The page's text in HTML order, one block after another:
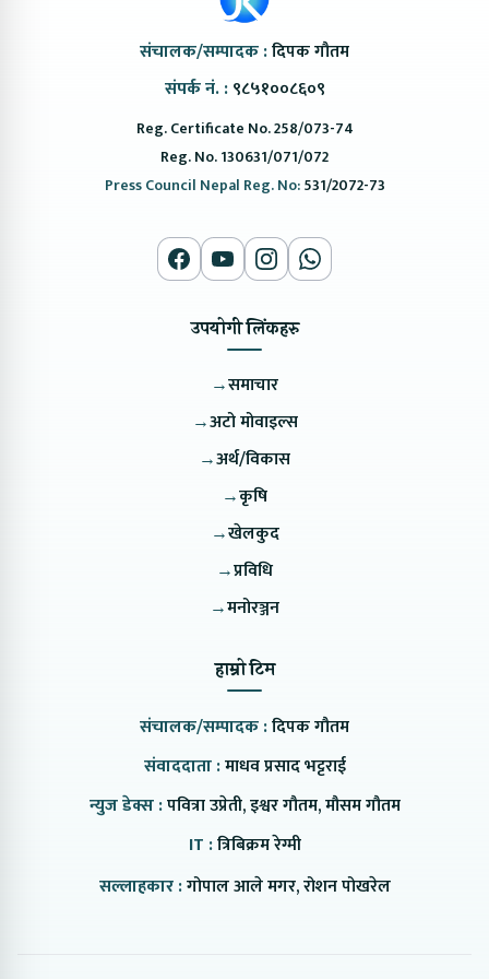
संचालक/सम्पादक :दिपक गौतम
संपर्क नं. : ९८५१००८६०९
Reg. Certificate No. 258/073-74
Reg. No. 130631/071/072
Press Council Nepal Reg. No:531/2072-73
उपयोगी लिंकहरु
→समाचार
→अटो मोवाइल्स
→अर्थ/विकास
→कृषि
→खेलकुद
→प्रविधि
→मनोरञ्जन
हाम्रो टिम
संचालक/सम्पादक :दिपक गौतम
संवाददाता :माधव प्रसाद भट्टराई
न्युज डेक्स :पवित्रा उप्रेती, इश्वर गौतम, मौसम गौतम
IT :त्रिबिक्रम रेग्मी
सल्लाहकार :गोपाल आले मगर, रोशन पोखरेल